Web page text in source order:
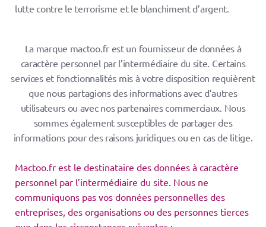
lutte contre le terrorisme et le blanchiment d’argent.
La marque mactoo.fr est un fournisseur de données à
caractère personnel par l’intermédiaire du site. Certains
services et fonctionnalités mis à votre disposition requièrent
que nous partagions des informations avec d’autres
utilisateurs ou avec nos partenaires commerciaux. Nous
sommes également susceptibles de partager des
informations pour des raisons juridiques ou en cas de litige.
Mactoo.fr est le destinataire des données à caractère
personnel par l’intermédiaire du site. Nous ne
communiquons pas vos données personnelles des
entreprises, des organisations ou des personnes tierces